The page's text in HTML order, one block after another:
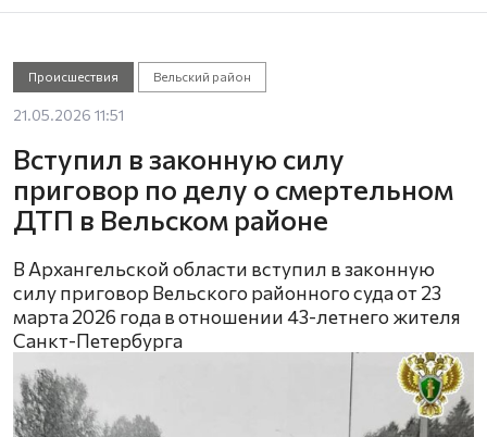
Происшествия Вельский район
21.05.2026 11:51
Вступил в законную силу
приговор по делу о смертельном
ДТП в Вельском районе
В Архангельской области вступил в законную
силу приговор Вельского районного суда от 23
марта 2026 года в отношении 43-летнего жителя
Санкт-Петербурга